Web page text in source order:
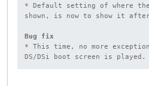
* Default setting of where
shown, is now to show it after
Bug fix
* This time, no more
DS/DSi boot screen is played.